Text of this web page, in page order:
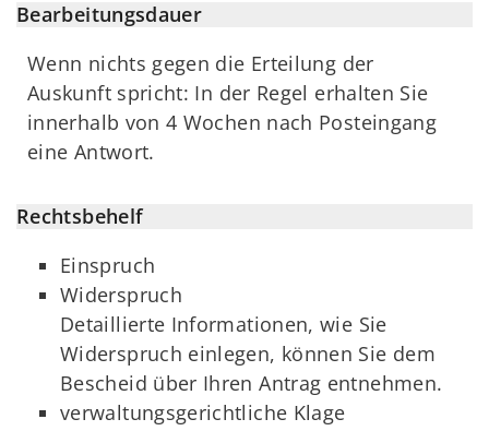
Bearbeitungsdauer
Wenn nichts gegen die Erteilung der
Auskunft spricht: In der Regel erhalten Sie
innerhalb von 4 Wochen nach Posteingang
eine Antwort.
Rechtsbehelf
Einspruch
Widerspruch
Detaillierte Informationen, wie Sie
Widerspruch einlegen, können Sie dem
Bescheid über Ihren Antrag entnehmen.
verwaltungsgerichtliche Klage